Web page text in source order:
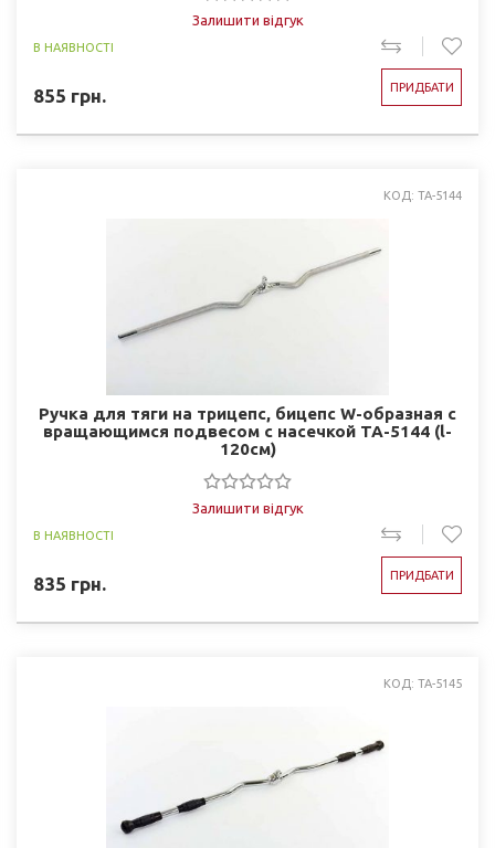
Залишити відгук
В НАЯВНОСТІ
855 грн. ПРИДБАТИ
КОД: TA-5144
Ручка для тяги на трицепс, бицепс W-образная c
вращающимся подвесом с насечкой TA-5144 (l-
120см)
Залишити відгук
В НАЯВНОСТІ
835 грн. ПРИДБАТИ
КОД: TA-5145